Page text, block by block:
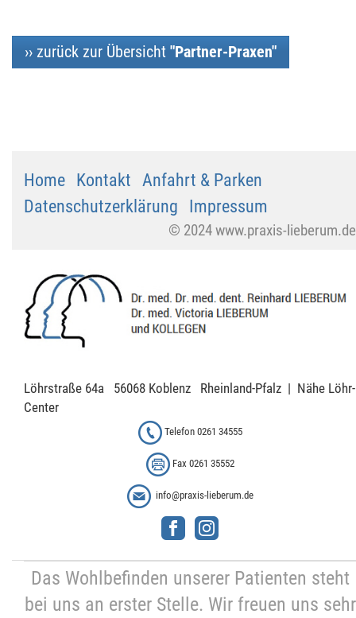
›› zurück zur Übersicht "Partner-Praxen"
Home Kontakt Anfahrt & Parken
Datenschutzerklärung
Impressum
© 2024 www.praxis-lieberum.de
Löhrstraße 64a 56068 Koblenz Rheinland-Pfalz | Nähe Löhr-
Center
Telefon 0261 34555
Fax 0261 35552
info@praxis-lieberum.de
Das Wohlbefinden unserer Patienten steht
bei uns an erster Stelle. Wir freuen uns sehr